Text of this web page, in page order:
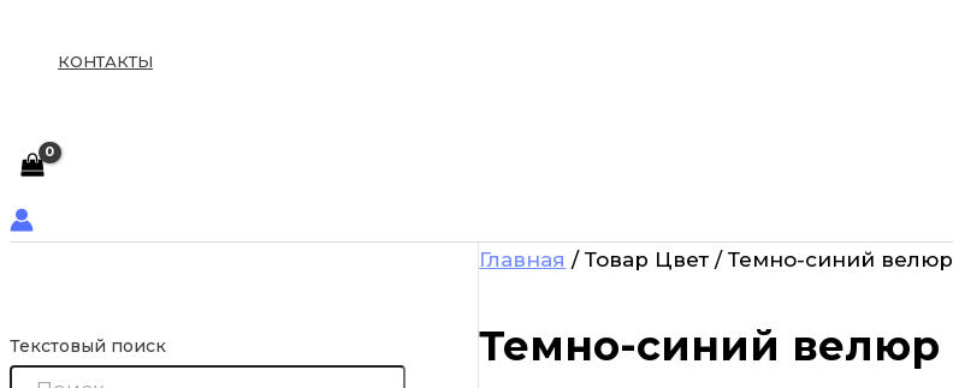
КОНТАКТЫ
Текстовый поиск
Главная / Товар Цвет / Темно-синий велюр
Темно-синий велюр